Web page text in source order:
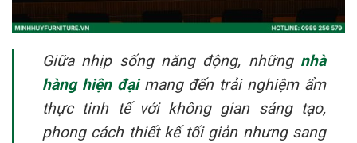
Giữa nhịp sống năng động, những nhà
hàng hiện đạimang đến trải nghiệm ẩm
thực tinh tế với không gian sáng tạo,
phong cách thiết kế tối giản nhưng sang